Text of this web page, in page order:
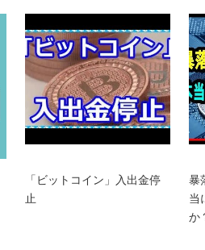
「ビットコイン」入出金停
止
暴
当
か